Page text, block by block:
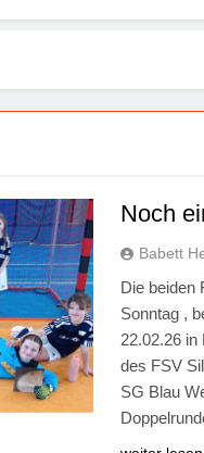
Noch
Babett
Die beiden
Sonntag ,
22.02.26
des FSV
SG Blau